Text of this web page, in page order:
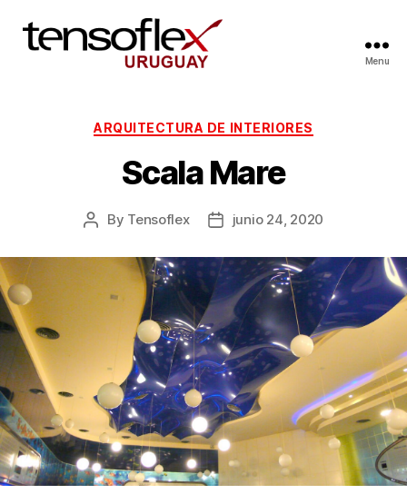
Menu
ARQUITECTURA DE INTERIORES
Scala Mare
By Tensoflex junio 24, 2020